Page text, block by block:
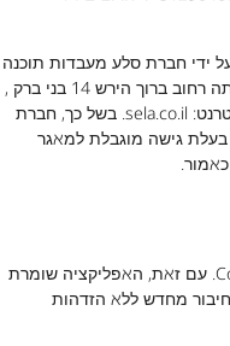
ידי חברת סלע מעבדות תוכנה
בע”מ ח.פ 511531592 שכתובתה רחוב ברוך הירש 14 בני ברק ,
sela.co.il . בשל כך, חברת
גישה מוגבלת למאגר
האפליקציה אינה עושה שימוש בקבצי Cookies. עם זאת, האפליקציה שומרת
מחדש ללא הזדהות